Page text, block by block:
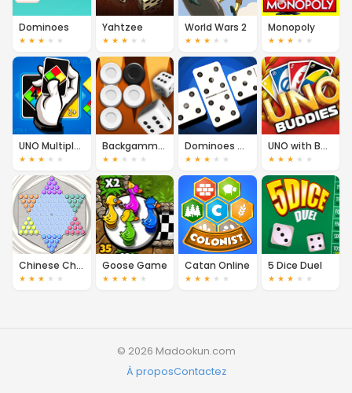
Dominoes
★ ★ ★ ★ ★
Yahtzee
★ ★ ★ ★ ★
World Wars 2
★ ★ ★ ★ ★
Monopoly
★ ★ ★ ★ ★
UNO Multiplayer
★ ★ ★ ★ ★
Backgammon 2 Player
★ ★ ★ ★ ★
Dominoes Multiplayer
★ ★ ★ ★ ★
UNO with Buddies
★ ★ ★ ★ ★
Chinese Checkers
★ ★ ★ ★ ★
Goose Game
★ ★ ★ ★ ★
Catan Online
★ ★ ★ ★ ★
5 Dice Duel
★ ★ ★ ★ ★
© 2026 Madookun.com
À proposContactez